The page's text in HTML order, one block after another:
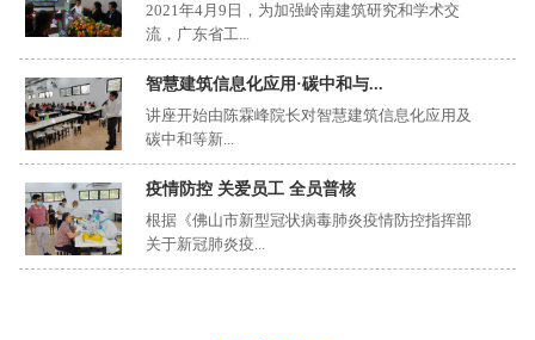
2021年4月9日，为加强岭南建筑研究和学术交
流，广东省工...
智慧建筑信息化应用·碳中和与...
讲座开始由陈霖峰院长对智慧建筑信息化应用及
碳中和等新...
疫情防控 关爱员工 全员普核
根据《佛山市新型冠状病毒肺炎疫情防控指挥部
关于新冠肺炎疫...